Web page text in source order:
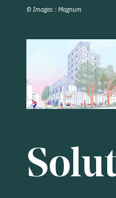
© Images : Magnum